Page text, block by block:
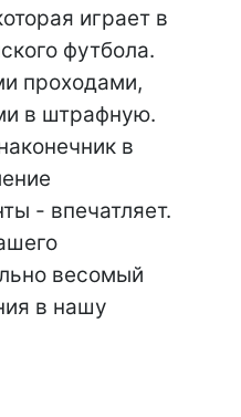
играет в
футбола.
проходами,
в штрафную.
в
- впечатляет.
весомый
в нашу